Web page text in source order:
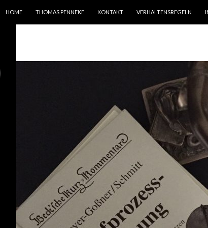
HOME
THOMAS PENNEKE KONTAKT VERHALTENSREGELN